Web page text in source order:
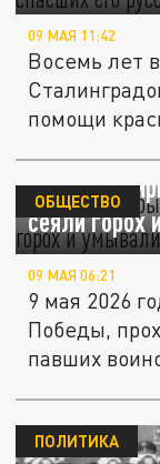
09 МАЯ 11:42
Восемь лет
помощи
День
сеяли горох
ОБЩЕСТВО
09 МАЯ 06:21
9 мая 2026
Победы,
павших
ПОЛИТИКА